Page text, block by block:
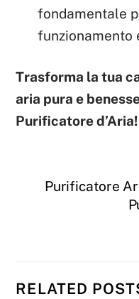
fondamentale
funzionamento
Trasforma la tua
aria pura e
Purificatore d’Aria!
Purificatore
RELATED